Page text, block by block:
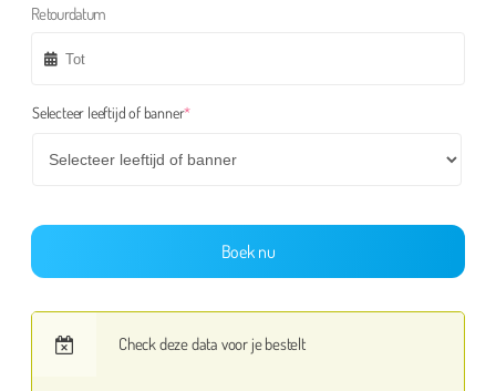
Retourdatum
Selecteer leeftijd of banner*(required)
Boek nu
Check deze data voor je bestelt